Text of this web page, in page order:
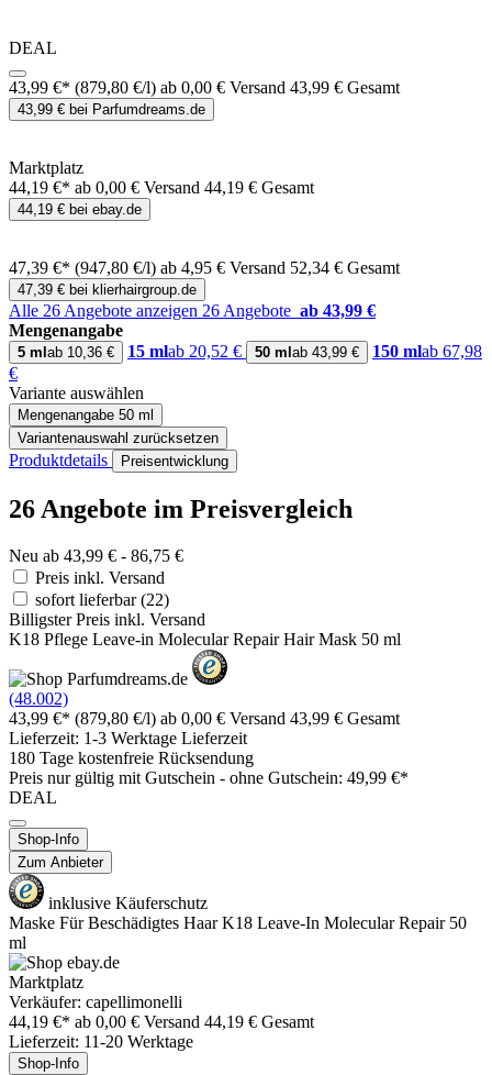
DEAL
43,99 €* (879,80 €/l) ab 0,00 € Versand 43,99 € Gesamt
43,99 € bei Parfumdreams.de
Marktplatz
44,19 €* ab 0,00 € Versand 44,19 € Gesamt
44,19 € bei ebay.de
47,39 €* (947,80 €/l) ab 4,95 € Versand 52,34 € Gesamt
47,39 € bei klierhairgroup.de
Alle 26 Angebote anzeigen 26 Angebote ab 43,99 €
Mengenangabe
5 ml ab 10,36 € 15 mlab 20,52 € 50 ml ab 43,99 € 150 mlab 67,98
€
Variante auswählen
Mengenangabe 50 ml
Variantenauswahl zurücksetzen
Produktdetails Preisentwicklung
26 Angebote im Preisvergleich
Neu ab 43,99 € - 86,75 €
Preis inkl. Versand
sofort lieferbar(22)
Billigster Preis inkl. Versand
K18 Pflege Leave-in Molecular Repair Hair Mask 50 ml
(48.002)
43,99 €* (879,80 €/l) ab 0,00 € Versand 43,99 € Gesamt
Lieferzeit: 1-3 Werktage Lieferzeit
180 Tage kostenfreie Rücksendung
Preis nur gültig mit Gutschein - ohne Gutschein: 49,99 €*
DEAL
Shop-Info
Zum Anbieter
inklusive Käuferschutz
Maske Für Beschädigtes Haar K18 Leave-In Molecular Repair 50
ml
Marktplatz
Verkäufer: capellimonelli
44,19 €* ab 0,00 € Versand 44,19 € Gesamt
Lieferzeit: 11-20 Werktage
Shop-Info